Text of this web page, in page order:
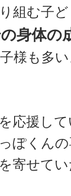
組む子
身体の
様も多
応援し
ぽくん
寄せて